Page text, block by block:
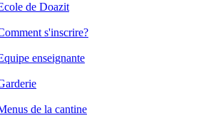
de Doazit
s'inscrire?
enseignante
de la cantine